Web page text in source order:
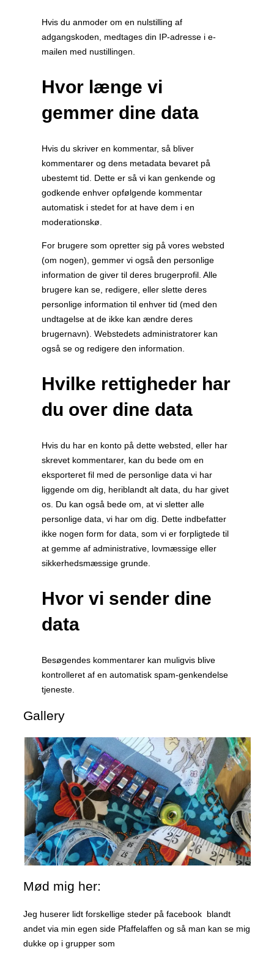
Hvis du anmoder om en nulstilling af
adgangskoden, medtages din IP-adresse i e-
mailen med nustillingen.
Hvor længe vi
gemmer dine data
Hvis du skriver en kommentar, så bliver
kommentarer og dens metadata bevaret på
ubestemt tid. Dette er så vi kan genkende og
godkende enhver opfølgende kommentar
automatisk i stedet for at have dem i en
moderationskø.
For brugere som opretter sig på vores websted
(om nogen), gemmer vi også den personlige
information de giver til deres brugerprofil. Alle
brugere kan se, redigere, eller slette deres
personlige information til enhver tid (med den
undtagelse at de ikke kan ændre deres
brugernavn). Webstedets administratorer kan
også se og redigere den information.
Hvilke rettigheder har
du over dine data
Hvis du har en konto på dette websted, eller har
skrevet kommentarer, kan du bede om en
eksporteret fil med de personlige data vi har
liggende om dig, heriblandt alt data, du har givet
os. Du kan også bede om, at vi sletter alle
personlige data, vi har om dig. Dette indbefatter
ikke nogen form for data, som vi er forpligtede til
at gemme af administrative, lovmæssige eller
sikkerhedsmæssige grunde.
Hvor vi sender dine
data
Besøgendes kommentarer kan muligvis blive
kontrolleret af en automatisk spam-genkendelse
tjeneste.
Gallery
Mød mig her:
Jeg huserer lidt forskellige steder på facebook blandt
andet via min egen side Pfaffelaffen og så man kan se mig
dukke op i grupper som